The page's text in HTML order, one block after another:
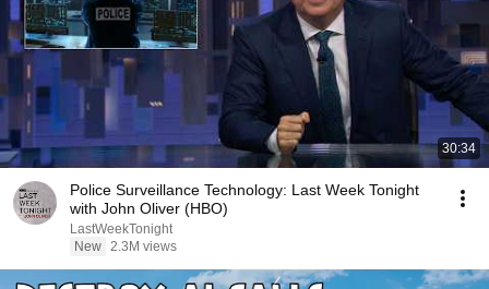
30:34
Police Surveillance Technology: Last Week Tonight
with John Oliver (HBO)
LastWeekTonight
New 2.3M views